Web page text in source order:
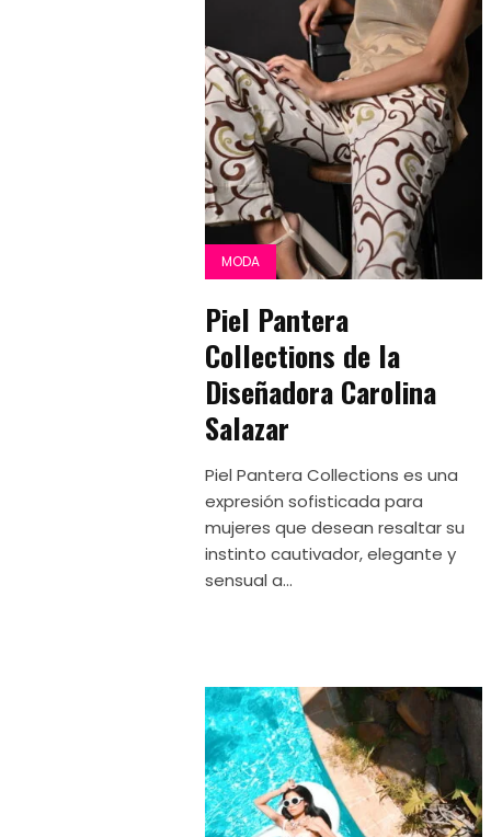
MODA
Piel Pantera
Collections de la
Diseñadora Carolina
Salazar
Piel Pantera Collections es una
expresión sofisticada para
mujeres que desean resaltar su
instinto cautivador, elegante y
sensual a...